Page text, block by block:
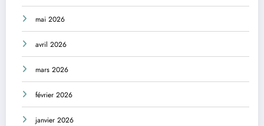
mai 2026
avril 2026
mars 2026
février 2026
janvier 2026